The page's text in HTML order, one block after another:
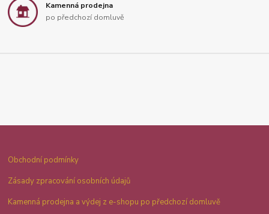
Kamenná prodejna
po předchozí domluvě
Obchodní podmínky
Zásady zpracování osobních údajů
Kamenná prodejna a výdej z e-shopu po předchozí domluvě